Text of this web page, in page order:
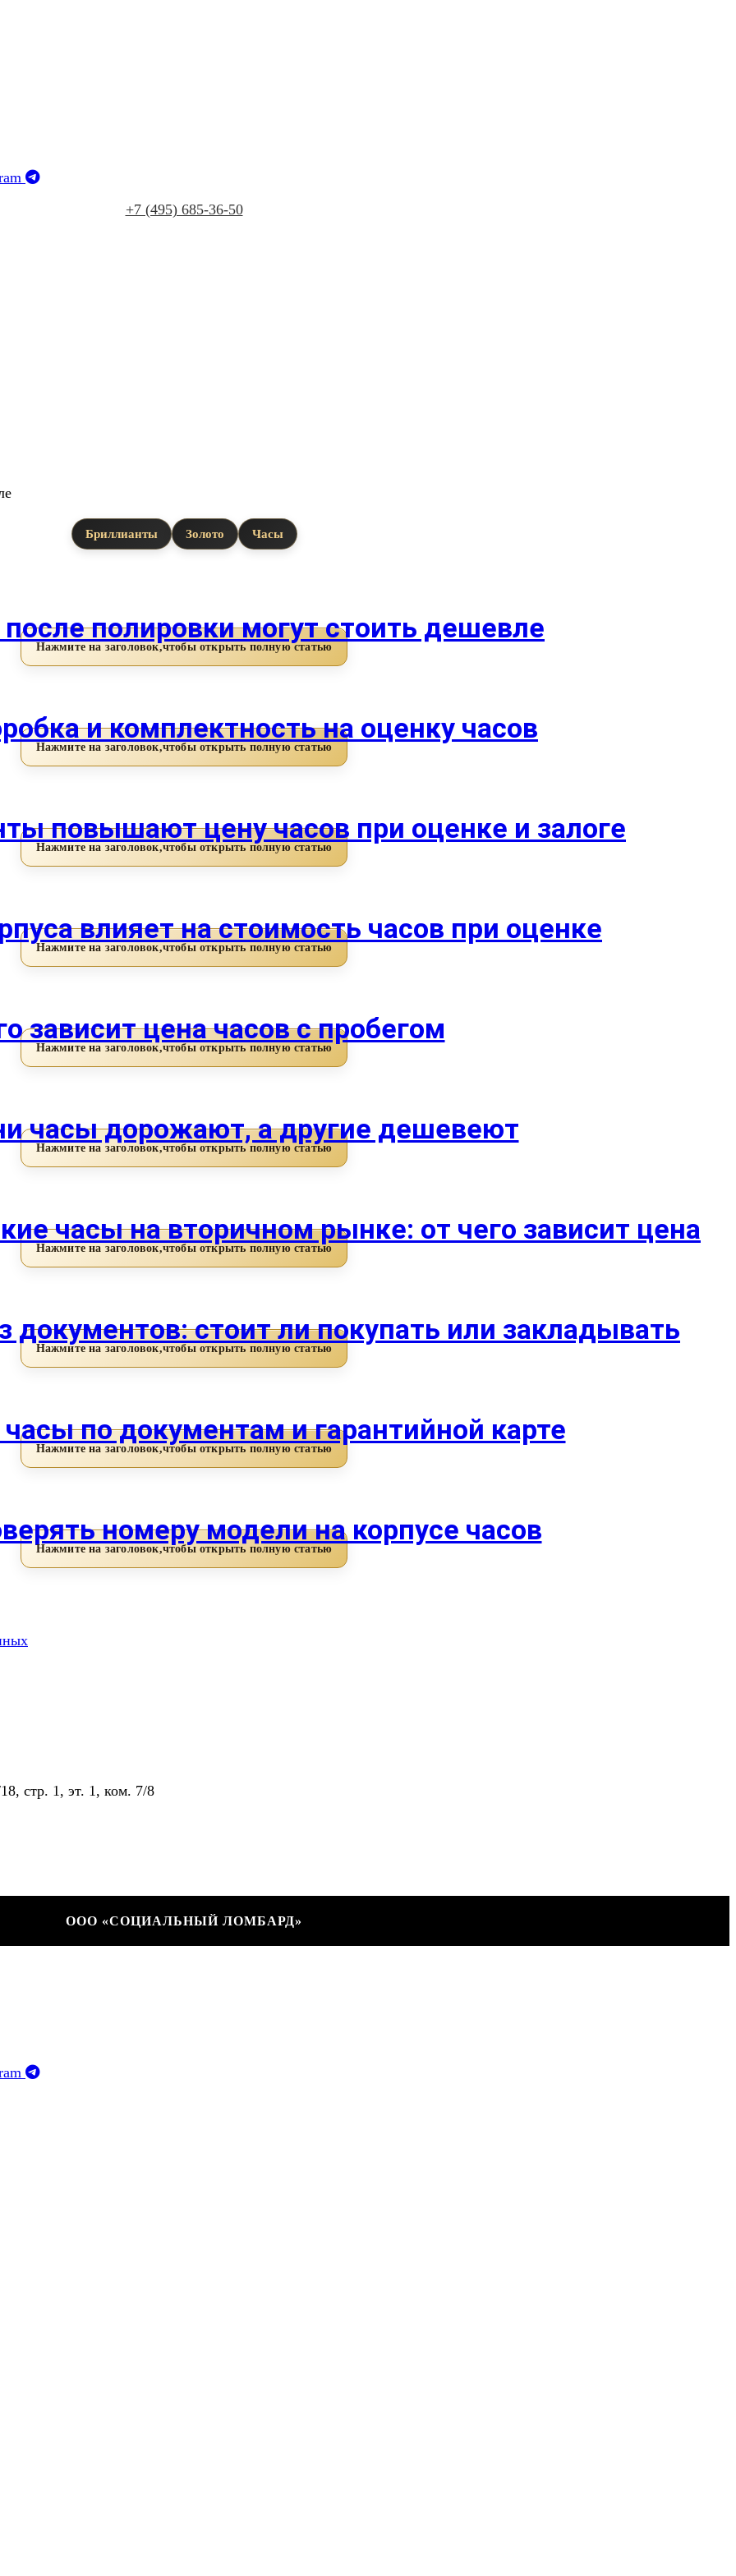
+7 (495) 685‑36‑50
Бриллианты Золото Часы
полировки могут стоить дешевле
и комплектность на оценку часов
повышают цену часов при оценке и залоге
влияет на стоимость часов при оценке
зависит цена часов с пробегом
часы дорожают, а другие дешевеют
часы на вторичном рынке: от чего зависит цена
стоит ли покупать или закладывать
по документам и гарантийной карте
номеру модели на корпусе часов
стр. 1, эт. 1, ком. 7/8
ООО «СОЦИАЛЬНЫЙ ЛОМБАРД»